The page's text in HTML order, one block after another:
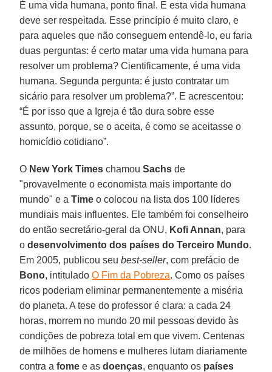
É uma vida humana, ponto final. E esta vida humana
deve ser respeitada. Esse princípio é muito claro, e
para aqueles que não conseguem entendê-lo, eu faria
duas perguntas: é certo matar uma vida humana para
resolver um problema? Cientificamente, é uma vida
humana. Segunda pergunta: é justo contratar um
sicário para resolver um problema?”. E acrescentou:
“É por isso que a Igreja é tão dura sobre esse
assunto, porque, se o aceita, é como se aceitasse o
homicídio cotidiano”.
O New York Times chamouSachs de
"provavelmente o economista mais importante do
mundo" e aTime o colocou na lista dos 100 líderes
mundiais mais influentes. Ele também foi conselheiro
do então secretário-geral da ONU, Kofi Annan, para
odesenvolvimento dos países do Terceiro Mundo.
Em 2005, publicou seubest-seller, com prefácio de
Bono, intituladoO Fim da Pobreza. Como os países
ricos poderiam eliminar permanentemente a miséria
do planeta. A tese do professor é clara: a cada 24
horas, morrem no mundo 20 mil pessoas devido às
condições de pobreza total em que vivem. Centenas
de milhões de homens e mulheres lutam diariamente
contra afome e asdoenças, enquanto os países